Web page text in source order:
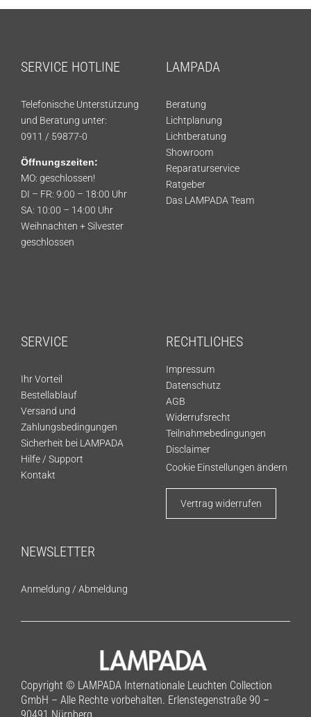
SERVICE HOTLINE
Telefonische Unterstützung
und Beratung unter:
0911 / 59877-0
Öffnungszeiten:
MO: geschlossen!
DI – FR: 9:00 – 18:00 Uhr
SA: 10:00 – 14:00 Uhr
Weihnachten + Silvester
geschlossen
LAMPADA
Beratung
Lichtplanung
Lichtberatung
Showroom
Reparaturservice
Ratgeber
Das LAMPADA Team
SERVICE
Ihr Vorteil
Bestellablauf
Versand und
Zahlungsbedingungen
Sicherheit bei LAMPADA
Hilfe / Support
Kontakt
RECHTLICHES
Impressum
Datenschutz
AGB
Widerrufsrecht
Teilnahmebedingungen
Disclaimer
Cookie Einstellungen ändern
Vertrag widerrufen
NEWSLETTER
Anmeldung / Abmeldung
Copyright © LAMPADA Internationale Leuchten Collection
GmbH – Alle Rechte vorbehalten. Erlenstegenstraße 90 –